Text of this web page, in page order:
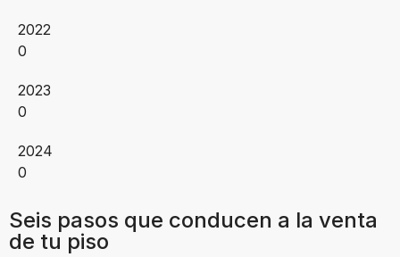
2022
0
2023
0
2024
0
Seis pasos que conducen a la venta
de tu piso